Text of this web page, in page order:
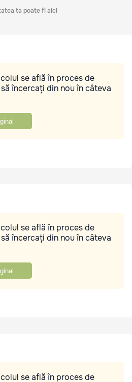
ta poate fi aici
se află în proces de
încercați din nou în câteva
se află în proces de
încercați din nou în câteva
se află în proces de